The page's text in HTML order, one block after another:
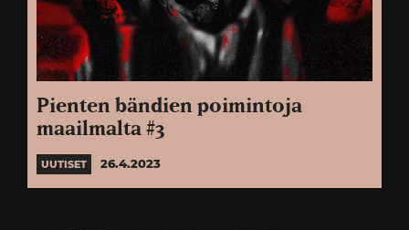
Pienten bändien poimintoja
maailmalta #3
UUTISET 26.4.2023